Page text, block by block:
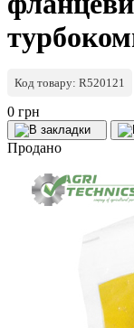
Код товару: R520121
0 грн
Продано